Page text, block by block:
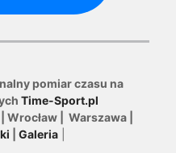
pomiar czasu na
Time-Sport.pl
Wrocław | Warszawa |
Galeria